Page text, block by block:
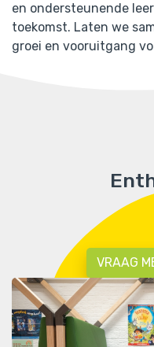
en ondersteunende
toekomst. Laten we
groei en vooruitgang
VRAAG